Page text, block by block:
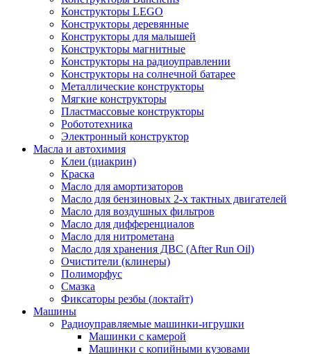
Конструкторы LEGO
Конструкторы деревянные
Конструкторы для малышей
Конструкторы магнитные
Конструкторы на радиоуправлении
Конструкторы на солнечной батарее
Металлические конструкторы
Мягкие конструкторы
Пластмассовые конструкторы
Робототехника
Электронный конструктор
Масла и автохимия
Клеи (циакрин)
Краска
Масло для амортизаторов
Масло для бензиновых 2-х тактных двигателей
Масло для воздушных фильтров
Масло для дифференциалов
Масло для нитрометана
Масло для хранения ДВС (After Run Oil)
Очистители (клинеры)
Полиморфус
Смазка
Фиксаторы резбы (локтайт)
Машины
Радиоуправляемые машинки-игрушки
Машинки с камерой
Машинки с копийными кузовами